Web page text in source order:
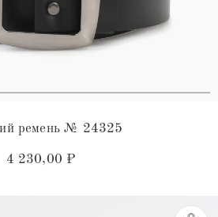
ремень № 24325
4 230,00 ₽